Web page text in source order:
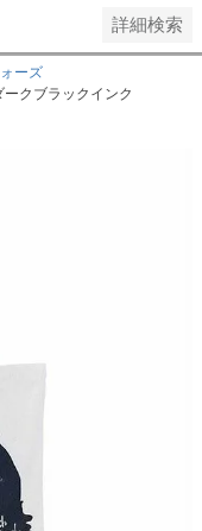
詳細検索
ーズ
クブラックインク